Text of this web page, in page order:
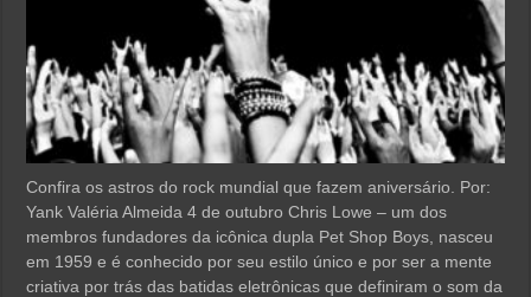
Confira os astros do rock mundial que fazem aniversário. Por:
Yank Valéria Almeida 4 de outubro Chris Lowe – um dos
membros fundadores da icônica dupla Pet Shop Boys, nasceu
em 1959 e é conhecido por seu estilo único e por ser a mente
criativa por trás das batidas eletrônicas que definiram o som da